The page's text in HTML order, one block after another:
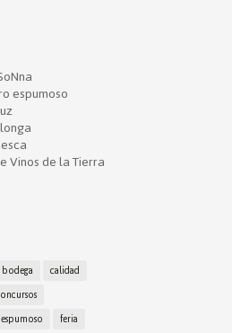
espumoso
Vinos de la Tierra
bodega
calidad
espumoso
feria